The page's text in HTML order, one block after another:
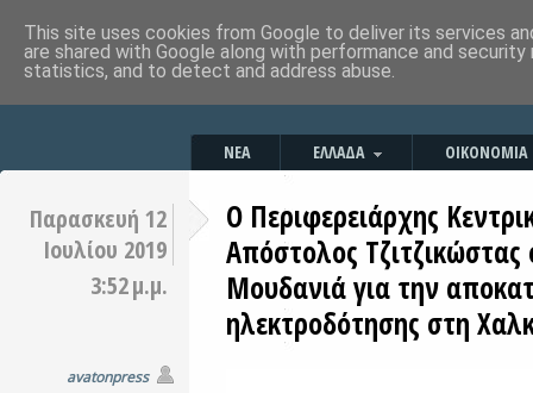
ΝΕΑ ΕΛΛΑΔΑ ΟΙΚΟΝΟΜΙΑ
Παρασκευή 12
Ιουλίου 2019
3:52 μ.μ.
avatonpress
Ο Περιφερειάρχης
Απόστολος
Μουδανιά για την
ηλεκτροδότησης στη
This site uses cookies from Google to deliver its services
are shared with Google along with performance and
statistics, and to detect and address abuse.